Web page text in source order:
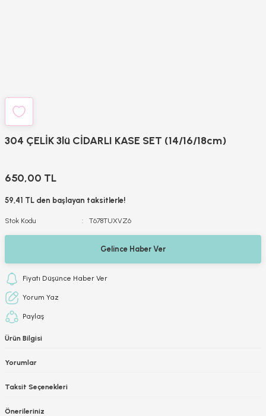
304 ÇELİK 3lü CİDARLI KASE SET (14/16/18cm)
650,00 TL
59,41 TL den başlayan taksitlerle!
Stok Kodu T678TUXVZ6
Gelince Haber Ver
Fiyatı Düşünce Haber Ver
Yorum Yaz
Paylaş
Ürün Bilgisi
Yorumlar
Taksit Seçenekleri
Önerileriniz